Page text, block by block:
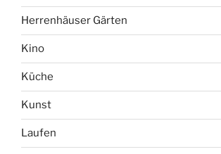
Herrenhäuser Gärten
Kino
Küche
Kunst
Laufen